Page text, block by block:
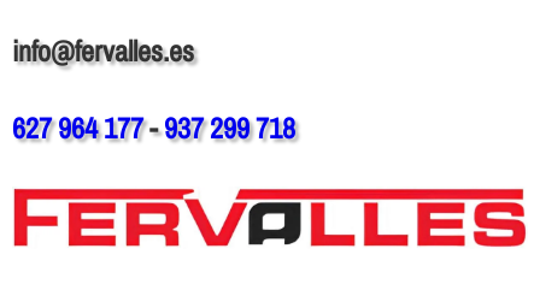
info@fervalles.es
627 964 177-937 299 718